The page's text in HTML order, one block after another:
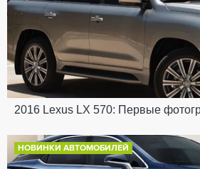
2016 Lexus LX 570: Первые
НОВИНКИ АВТОМОБИЛЕЙ